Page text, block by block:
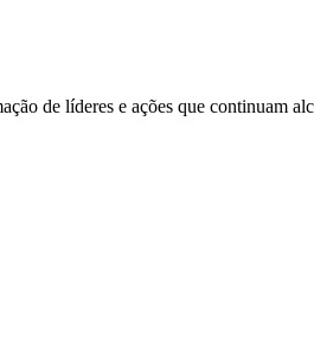
de líderes e ações que continuam